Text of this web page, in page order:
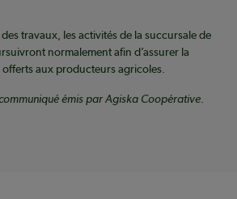
travaux, les activités de la succursale de
normalement afin d’assurer la
aux producteurs agricoles.
émis par Agiska Coopérative.